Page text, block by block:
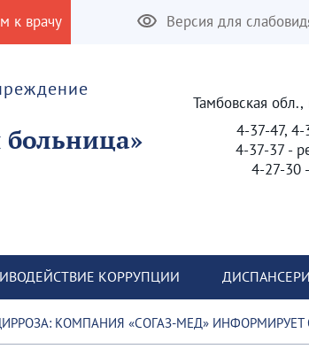
к врачу Версия для
Тамбовская
4-37-47, 4-
4-37-37 -
4-27-30
КОРРУПЦИИ
КОМПАНИЯ «СОГАЗ-МЕД» ИНФОРМИРУЕТ О